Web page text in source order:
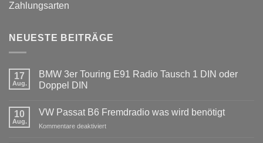
Zahlungsarten
NEUESTE BEITRÄGE
17
Aug.
BMW 3er Touring E91 Radio Tausch 1 DIN oder
Doppel DIN
zu
3er
10
Aug.
VW Passat B6 Fremdradio was wird benötigt
Kommentare deaktiviertfür